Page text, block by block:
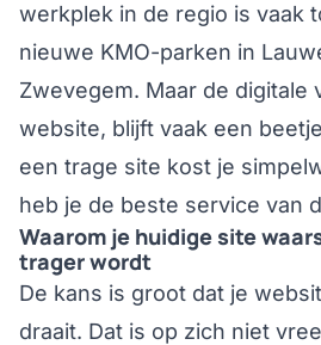
werkplek in de regio is vaak
nieuwe KMO-parken in
Zwevegem. Maar de digitale
website, blijft vaak een
een trage site kost je
heb je de beste service van
Waarom je huidige site
trager wordt
De kans is groot dat je
draait. Dat is op zich niet